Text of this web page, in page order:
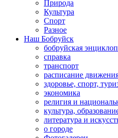
Природа
Культура
Спорт
Разное
Наш Бобруйск
бобруйская
справка
транспорт
расписание
здоровье, спорт,
экономика
религия и
культура,
литература и
о городе